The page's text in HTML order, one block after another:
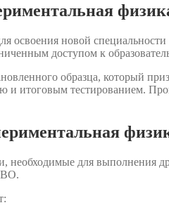
освоения новой
доступом к
образца, который
и итоговым тестированием.
необходимые для выполнения
ВО.